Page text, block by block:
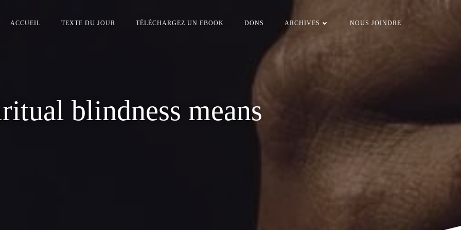
ACCUEIL TEXTE DU JOUR TÉLÉCHARGEZ UN EBOOK DONS ARCHIVES NOUS JOINDRE
blindness means